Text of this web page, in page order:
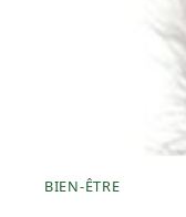
BIEN-ÊTRE